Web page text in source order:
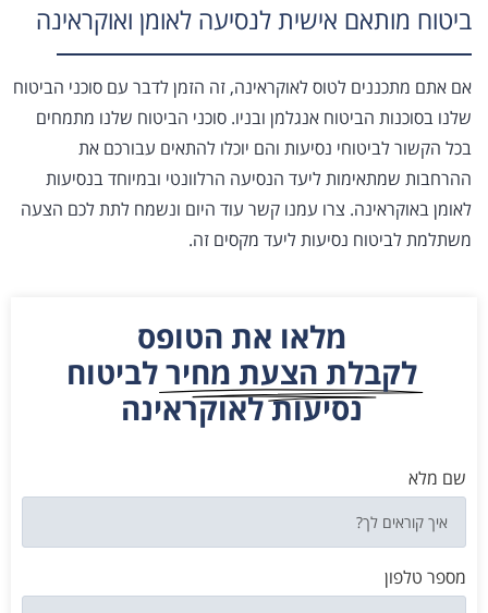
ביטוח מותאם אישית לנסיעה לאומן ואוקראינה
אם אתם מתכננים לטוס לאוקראינה, זה הזמן לדבר עם סוכני הביטוח
שלנו בסוכנות הביטוח אנגלמן ובניו. סוכני הביטוח שלנו מתמחים
בכל הקשור לביטוחי נסיעות והם יוכלו להתאים עבורכם את
ההרחבות שמתאימות ליעד הנסיעה הרלוונטי ובמיוחד בנסיעות
לאומן באוקראינה. צרו עמנו קשר עוד היום ונשמח לתת לכם הצעה
משתלמת לביטוח נסיעות ליעד מקסים זה.
מלאו את הטופס
לקבלת הצעת מחירלביטוח
נסיעות לאוקראינה
שם מלא
מספר טלפון